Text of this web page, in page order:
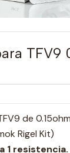
TFV9
de
Rigel Kit)
1 resistencia.